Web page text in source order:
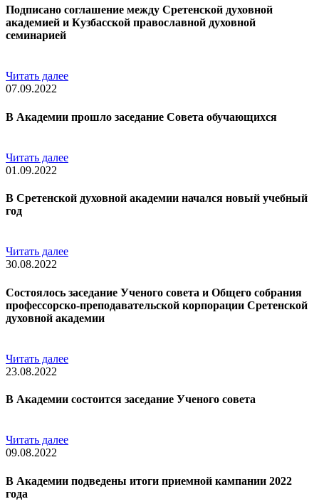
Подписано соглашение между Сретенской духовной
академией и Кузбасской православной духовной
семинарией
Читать далее
07.09.2022
В Академии прошло заседание Совета обучающихся
Читать далее
01.09.2022
В Сретенской духовной академии начался новый учебный
год
Читать далее
30.08.2022
Состоялось заседание Ученого совета и Общего собрания
профессорско-преподавательской корпорации Сретенской
духовной академии
Читать далее
23.08.2022
В Академии состоится заседание Ученого совета
Читать далее
09.08.2022
В Академии подведены итоги приемной кампании 2022
года